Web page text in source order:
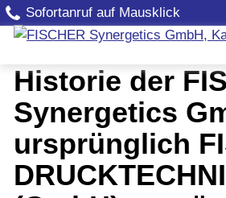
Sofortanruf auf Mausklick
Historie der
Synergetics
ursprünglich